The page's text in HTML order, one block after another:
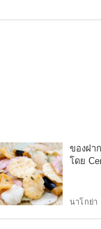
ของฝา
โดย
นาโกย่า